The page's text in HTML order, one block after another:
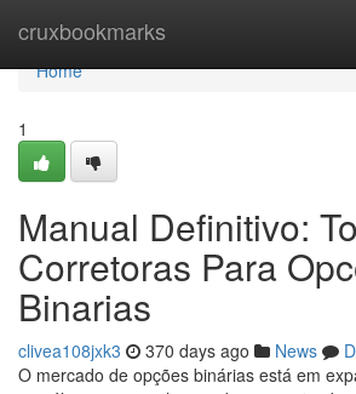
cruxbookmarks
Home
Home
1
Manual Definitivo:
Corretoras Para
Binarias
clivea108jxk3 370 days ago News
O mercado de opções binárias está em